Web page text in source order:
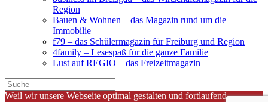
Region
Bauen & Wohnen – das Magazin rund um die
Immobilie
f79 – das Schülermagazin für Freiburg und Region
4family – Lesespaß für die ganze Familie
Lust auf REGIO – das Freizeitmagazin
Weil wir unsere Webseite optimal gestalten und fortlaufend